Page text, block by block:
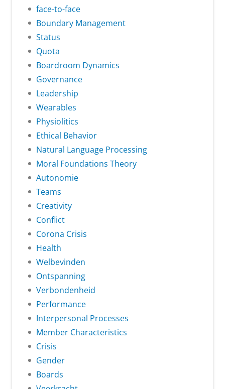
face-to-face
Boundary Management
Status
Quota
Boardroom Dynamics
Governance
Leadership
Wearables
Physiolitics
Ethical Behavior
Natural Language Processing
Moral Foundations Theory
Autonomie
Teams
Creativity
Conflict
Corona Crisis
Health
Welbevinden
Ontspanning
Verbondenheid
Performance
Interpersonal Processes
Member Characteristics
Crisis
Gender
Boards